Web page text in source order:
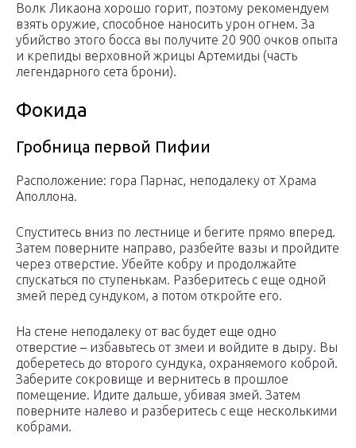
Волк Ликаона хорошо горит, поэтому рекомендуем
взять оружие, способное наносить урон огнем. За
убийство этого босса вы получите 20 900 очков опыта
и крепиды верховной жрицы Артемиды (часть
легендарного сета брони).
Фокида
Гробница первой Пифии
Расположение: гора Парнас, неподалеку от Храма
Аполлона.
Спуститесь вниз по лестнице и бегите прямо вперед.
Затем поверните направо, разбейте вазы и пройдите
через отверстие. Убейте кобру и продолжайте
спускаться по ступенькам. Разберитесь с еще одной
змей перед сундуком, а потом откройте его.
На стене неподалеку от вас будет еще одно
отверстие – избавьтесь от змеи и войдите в дыру. Вы
доберетесь до второго сундука, охраняемого коброй.
Заберите сокровище и вернитесь в прошлое
помещение. Идите дальше, убивая змей. Затем
поверните налево и разберитесь с еще несколькими
кобрами.